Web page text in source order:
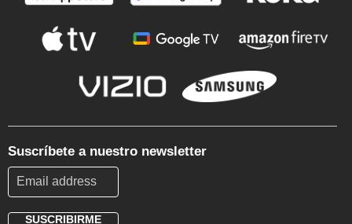
Suscríbete a nuestro newsletter
SUSCRIBIRME